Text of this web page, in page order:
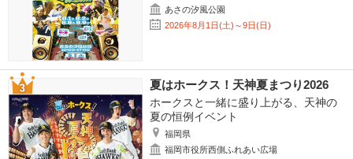
あさの汐風公園
2026年8月1日(土)～9日(日)
夏はホークス！天神夏まつり2026
ホークスと一緒に盛り上がる、天神の
夏の恒例イベント
福岡県
福岡市役所西側ふれあい広場